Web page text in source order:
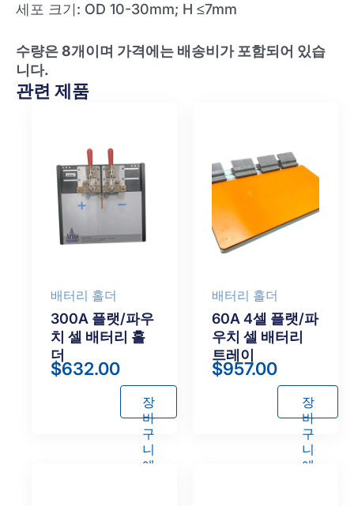
세포 크기: OD 10-30mm; H ≤7mm
수량은 8개이며 가격에는 배송비가 포함되어 있습
니다.
관련 제품
배터리 홀더
300A 플랫/파우
치 셀 배터리 홀
더
$632.00
장
바
구
니
에
배터리 홀더
60A 4셀 플랫/파
우치 셀 배터리
트레이
$957.00
장
바
구
니
에